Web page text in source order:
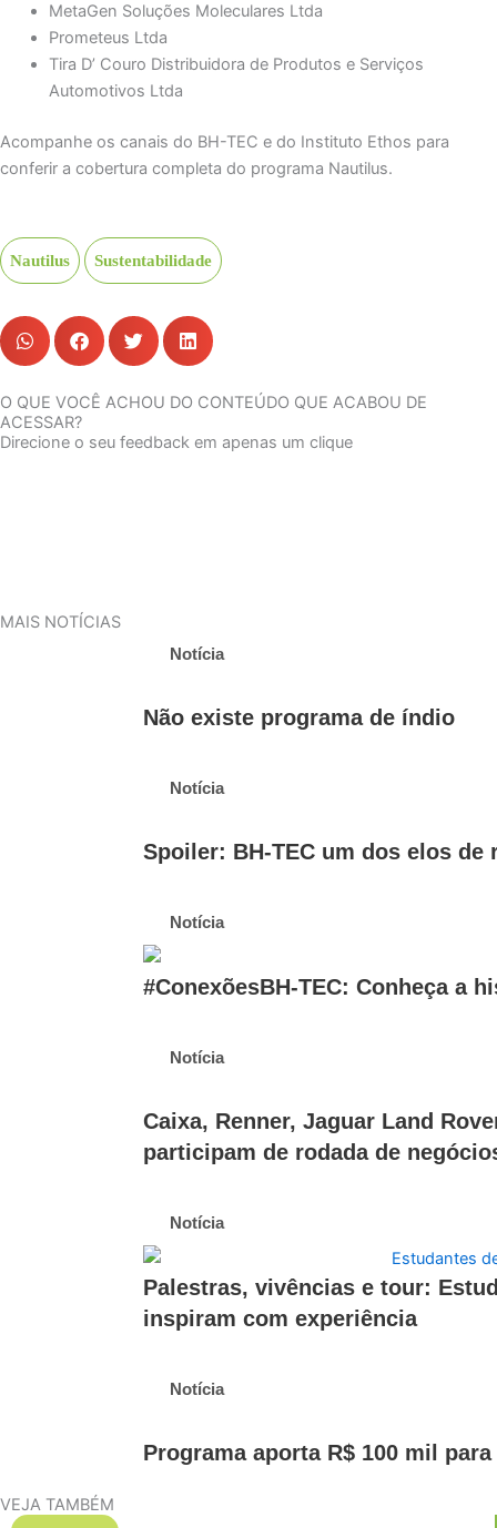
MetaGen Soluções Moleculares Ltda
Prometeus Ltda
Tira D’ Couro Distribuidora de Produtos e Serviços
Automotivos Ltda
Acompanhe os canais do BH-TEC e do Instituto Ethos para
conferir a cobertura completa do programa Nautilus.
Nautilus Sustentabilidade
O QUE VOCÊ ACHOU DO CONTEÚDO QUE ACABOU DE
ACESSAR?
Direcione o seu feedback em apenas um clique
MAIS NOTÍCIAS
Notícia
Não existe programa de índio
Notícia
Spoiler: BH-TEC um dos elos
Notícia
#ConexõesBH-TEC: Conheça a
Notícia
Caixa, Renner, Jaguar Land
participam de rodada de
Notícia
Palestras, vivências e tour:
inspiram com experiência
Notícia
Programa aporta R$ 100 mil
VEJA TAMBÉM